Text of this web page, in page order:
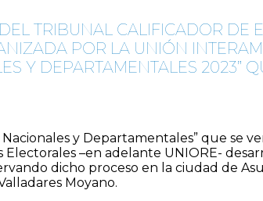
TRIBUNAL CALIFICADOR
POR LA UNIÓN
Y DEPARTAMENTALES 2023”
Nacionales y Departamentales” que se
Electorales –en adelante UNIORE-
dicho proceso en la ciudad de
Moyano.